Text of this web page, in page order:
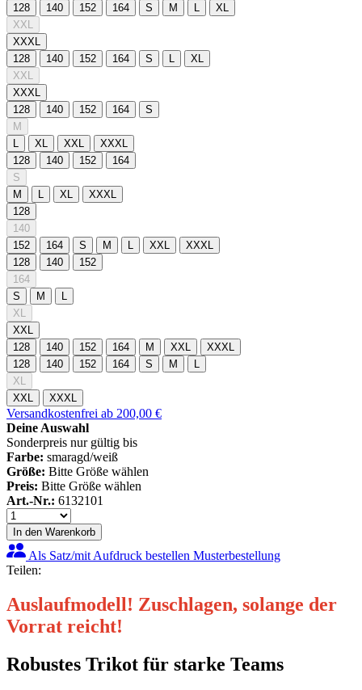
128
140 152 164 S M
XL
XXL
XXXL
128
140 152 164 S
XL
XXL
XXXL
128
140 152 164
S
M
XL XXL
XXXL
128
140 152
164
S
M
XL
XXXL
128
140
152
164 S M XXL
XXXL
128
140
152
164
S
M
XL
XXL
128
140 152 164 M XXL
XXXL
128
140 152 164 S M
XL
XXL
XXXL
Versandkostenfrei ab 200,00 €
Deine Auswahl
Sonderpreis nur gültig bis
Farbe: smaragd/weiß
Größe: Bitte Größe wählen
Preis: Bitte Größe wählen
Art.-Nr.: 6132101
In den Warenkorb
Als Satz/mit Aufdruck bestellen Musterbestellung
Teilen:
Auslaufmodell! Zuschlagen, solange der
Vorrat reicht!
Robustes Trikot für starke Teams